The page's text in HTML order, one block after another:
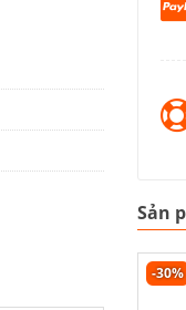
Sản
-30%